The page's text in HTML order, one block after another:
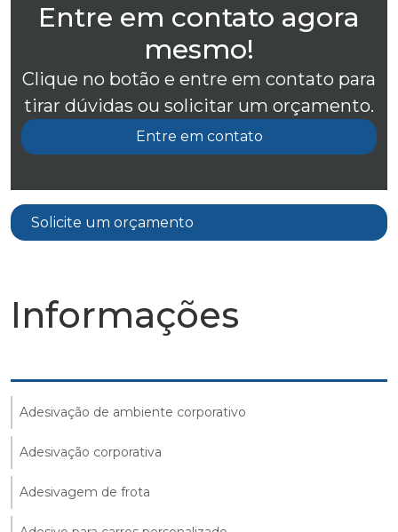
Entre em contato agora
mesmo!
Clique no botão e entre em contato para
tirar dúvidas ou solicitar um orçamento.
Entre em contato
Solicite um orçamento
Informações
Adesivação de ambiente corporativo
Adesivação corporativa
Adesivagem de frota